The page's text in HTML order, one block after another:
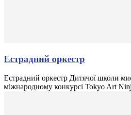
Естрадний оркестр
Естрадний оркестр Дитячої школи
міжнародному конкурсі Tokyo Art